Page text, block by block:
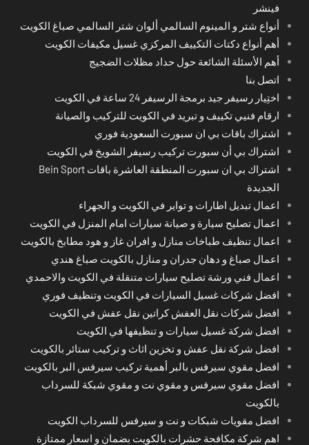
فينشر
أنواع شتر و المينوم السالمي ألوان شتر السالمي صباغ الكويت
أهم أنواع دكتات التكييف المركزي غسيل مكيفات الكويت
أهم الأسئلة الشائعة حول حداد مظلات الضجيج
اتصل بنا
اختِيار رسيفر جيد برمجة الرسيفر 24 ساعة في الكويت
ارقام فنيي تكييف و تبريد في الكويت للتركيب والصيانة
اشتراك باقات بي ان سبورت السعودية فوري
اشتراك بي أن سبورت تركيب رسيفر الشويخ في الكويت
اشتراك بي ان سبورت المنطقة العاشرة باقات Bein Sport
الجديدة
اعمال تبديل اطارات و تواير في الكويت و الجهراء
اعمال تصليح سيارة و صيانة سيارات امام المنزل في الكويت
اعمال تنظيف طباخات منازل و افران غاز و هود مطابخ بالكويت
اعمال صباغ و دهان جدران و منازل بالكويت صباغ هندي
اعمال فني ورشة تصليح سيارات متنقلة في الكويت والاحمدي
افضل شركات غسيل السيارات في الكويت وتنظيف فوري
افضل شركات نقل العفش كراتين نقل عفش في الكويت
افضل شركة غسيل سيارات و تنظيفها في الكويت
افضل شركة نقل عفش و تخزين اثاث و تركيب ستائر بالكويت
افضل مقوي سيرفس بالبر أهمية تركيب سيرفس البر بالكويت
افضل مقوي سيرفس و مقوي نت و مقوي شبكة للسرداب
بالكويت
افضل مقويات شبكات و نت و سيرفس للسرداب الكويت
اهم شركة مكافحة حشرات بالكويت بضمان و اسعار ممتازة